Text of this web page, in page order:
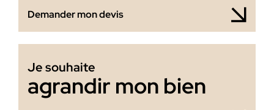
Demander mon devis
Je souhaite
agrandir mon bien